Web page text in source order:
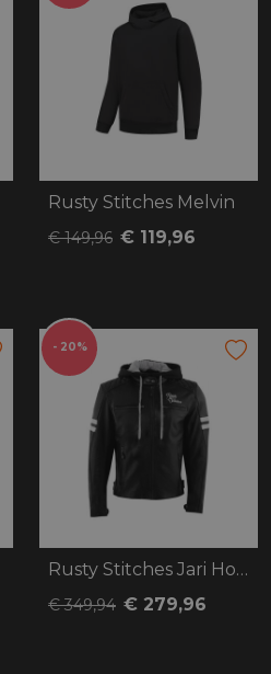
Rusty Stitches Melvin
€ 149,96 € 119,96
- 20%
Rusty Stitches Jari Hooded V2
€ 349,94 € 279,96